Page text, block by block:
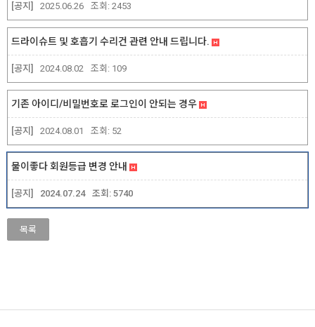
[공지] 2025.06.26 조회: 2453
[공지]
드라이슈트 및 호흡기 수리건 관련 안내 드립니다.
2024.08.02 조회: 109
[공지]
기존 아이디/비밀번호로 로그인이 안되는 경우
2024.08.01 조회: 52
[공지]
물이좋다 회원등급 변경 안내
2024.07.24 조회: 5740
목록